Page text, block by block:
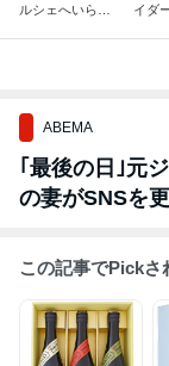
ルシェへいらっ
イダ
ABEMA
｢最後の日｣元
の妻がSNSを
この記事でPickさ